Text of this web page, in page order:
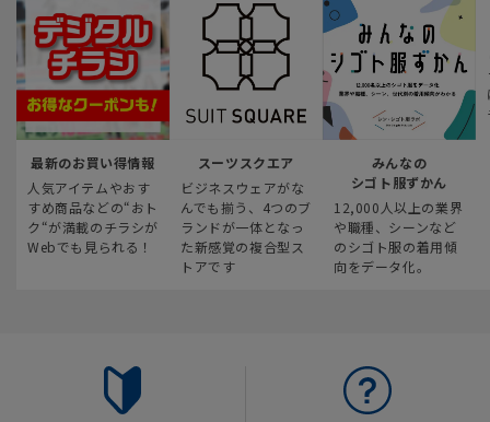
最新のお買い得情報
人気アイテムやおす
すめ商品などの“おト
ク“が満載のチラシが
Webでも見られる！
スーツスクエア
ビジネスウェアがな
んでも揃う、4つのブ
ランドが一体となっ
た新感覚の複合型ス
トアです
みんなの
シゴト服ずかん
12,000人以上の業界
や職種、シーンなど
のシゴト服の着用傾
向をデータ化。